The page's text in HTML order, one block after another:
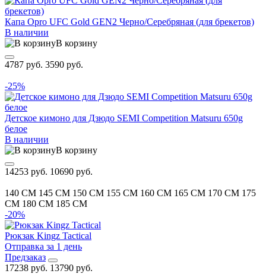
Капа Opro UFC Gold GEN2 Черно/Серебряная (для брекетов)
В наличии
В корзину
4787 руб. 3590 руб.
-25%
Детское кимоно для Дзюдо SEMI Competition Matsuru 650g
белое
В наличии
В корзину
14253 руб. 10690 руб.
140 CM 145 CM 150 CM 155 CM 160 CM 165 CM 170 CM 175
CM 180 CM 185 CM
-20%
Рюкзак Kingz Tactical
Отправка за 1 день
Предзаказ
17238 руб. 13790 руб.